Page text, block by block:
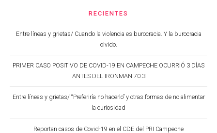
RECIENTES
Entre líneas y grietas/ Cuando la violencia es burocracia. Y la burocracia
olvido.
PRIMER CASO POSITIVO DE COVID-19 EN CAMPECHE OCURRIÓ 3 DÍAS
ANTES DEL IRONMAN 70.3
Entre líneas y grietas/ “Preferiría no hacerlo” y otras formas de no alimentar
la curiosidad
Reportan casos de Covid-19 en el CDE del PRI Campeche